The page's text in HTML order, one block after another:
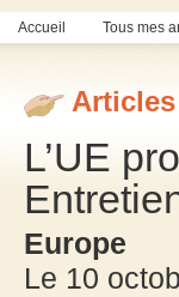
Accueil Tous mes
Articles
L’UE
Europe
Le 10